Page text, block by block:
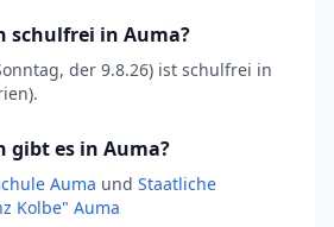
schulfrei in Auma?
der 9.8.26) ist schulfrei in
gibt es in Auma?
Auma und Staatliche
Kolbe" Auma